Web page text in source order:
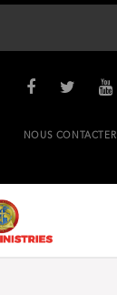
NOUS CONTACTER